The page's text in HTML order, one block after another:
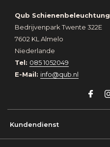
Qub Schienenbeleuchtung
Bedrijvenpark Twente 322E
7602 KL Almelo
Niederlande
Tel: 085 1052049
E-Mail: info@qub.nl
Kundendienst